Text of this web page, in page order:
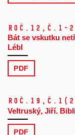
Roč.12, č.1-2
Bát se vskutku
Lébl
PDF
Roč.19, č.1
Veltruský, Jiří.
PDF